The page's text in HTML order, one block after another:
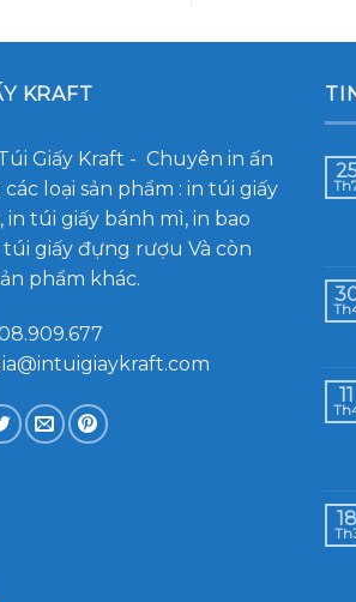
KRAFT
Giấy Kraft - Chuyên in ấn
loại sản phẩm : in túi giấy
túi giấy bánh mì, in bao
giấy đựng rượu Và còn
phẩm khác.
11
18